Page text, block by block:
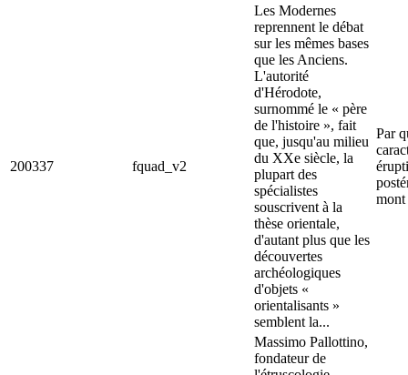
200337 fquad_v2
Les Modernes
reprennent le débat
sur les mêmes bases
que les Anciens.
L'autorité
d'Hérodote,
surnommé le « père
de l'histoire », fait
que, jusqu'au milieu
du XXe siècle, la
plupart des
spécialistes
souscrivent à la
thèse orientale,
d'autant plus que les
découvertes
archéologiques
d'objets «
orientalisants »
semblent la...
Par
mont
Massimo Pallottino,
fondateur de